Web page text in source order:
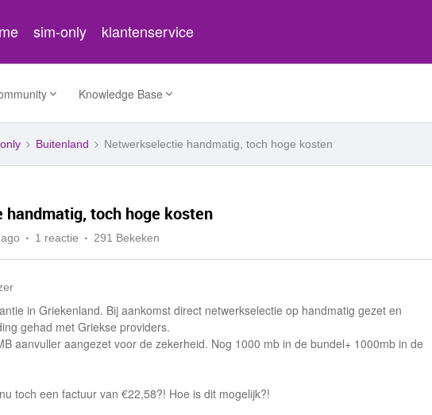
sim-only klantenservice
Knowledge Base
Buitenland Netwerkselectie handmatig, toch hoge kosten
toch hoge kosten
1 reactie 291 Bekeken
in Griekenland. Bij aankomst direct netwerkselectie op handmatig gezet en
gehad met Griekse providers.
aanvuller aangezet voor de zekerheid. Nog 1000 mb in de bundel+ 1000mb in de
toch een factuur van €22,58?! Hoe is dit mogelijk?!